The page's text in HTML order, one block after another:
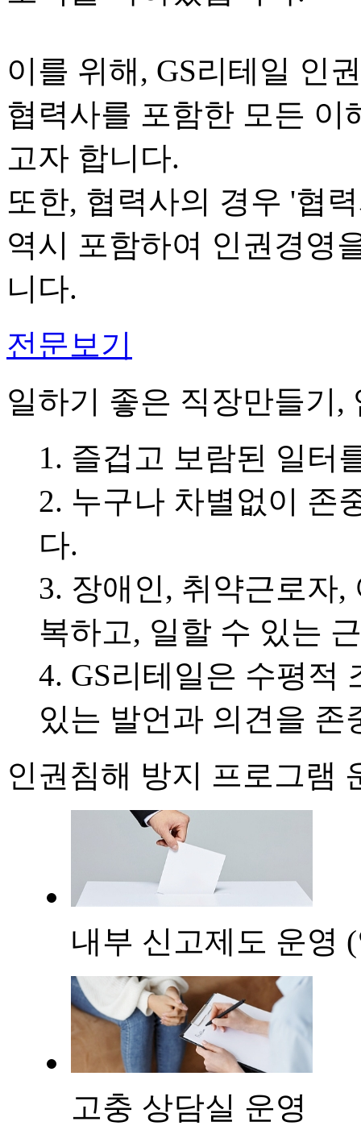
이를 위해, GS리테일 인
협력사를 포함한 모든 이
고자 합니다.
또한, 협력사의 경우 '협
역시 포함하여 인권경영
니다.
전문보기
일하기 좋은 직장만들기,
1. 즐겁고 보람된 일터
2. 누구나 차별없이 존
다.
3. 장애인, 취약근로자
복하고, 일할 수 있는
4. GS리테일은 수평적
있는 발언과 의견을 존
인권침해 방지 프로그램
내부 신고제도 운영
고충 상담실 운영